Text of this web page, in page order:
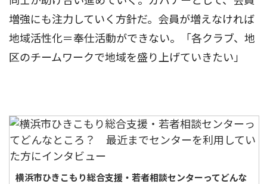
増強にも注力していく方針だ。会員が増えなければ
地域活性化＝奉仕活動ができない。「各クラブ、地
区のチームワークで地域を盛り上げていきたい」
横浜市ひきこもり総合支援・若者相談センターってどんな